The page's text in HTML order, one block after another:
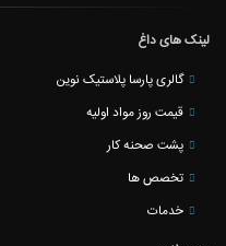
لینک های داغ
گالری پارسا پلاستیک نوین
قیمت روز مواد اولیه
پشت صحنه کار
تخصص ها
خدمات